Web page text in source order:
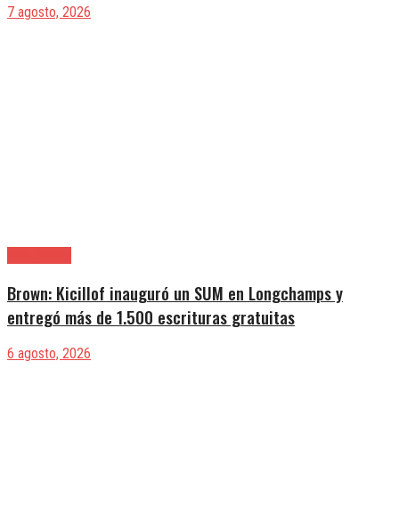
7 agosto, 2026
Brown: Kicillof inauguró un SUM en Longchamps y
entregó más de 1.500 escrituras gratuitas
6 agosto, 2026